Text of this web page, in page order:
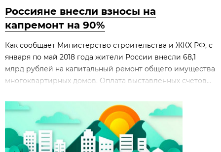
Россияне внесли взносы на
капремонт на 90%
Как сообщает Министерство строительства и ЖКХ РФ, с
января по май 2018 года жители России внесли 68,1
млрд рублей на капитальный ремонт общего имущества
многоквартирных домов. Оплата выставленных счетов...